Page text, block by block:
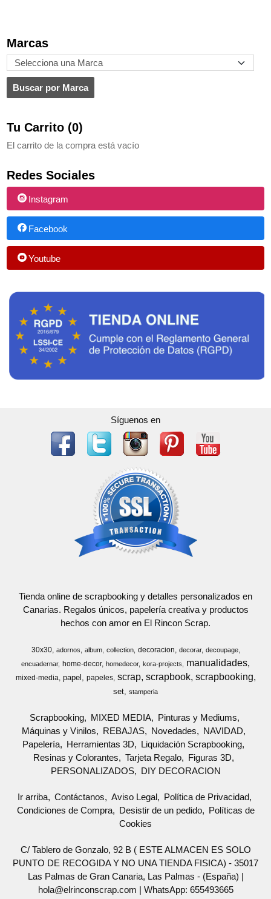
Marcas
Tu Carrito (0)
El carrito de la compra está vacío
Redes Sociales
Instagram
Facebook
Youtube
Síguenos en
Tienda online de scrapbooking y detalles personalizados en
Canarias. Regalos únicos, papelería creativa y productos
hechos con amor en El Rincon Scrap.
30x30 adornos album collection decoracion decorar
decoupage
encuadernar
home-decor homedecor kora-projects manualidades
mixed-media papel papeles scrap scrapbook scrapbooking
set stamperia
Scrapbooking MIXED MEDIA
Pinturas y Mediums
Máquinas y Vinilos
REBAJAS Novedades
NAVIDAD
Papelería
Herramientas 3D
Liquidación Scrapbooking
Resinas y Colorantes
Tarjeta Regalo
Figuras 3D
PERSONALIZADOS
DIY DECORACION
Ir arriba Contáctanos Aviso Legal
Política de Privacidad
Condiciones de Compra
Desistir de un pedido
Políticas de
Cookies
C/ Tablero de Gonzalo, 92 B ( ESTE ALMACEN ES SOLO
PUNTO DE RECOGIDA Y NO UNA TIENDA FISICA) - 35017
Las Palmas de Gran Canaria, Las Palmas - (España) |
hola@elrinconscrap.com | WhatsApp: 655493665